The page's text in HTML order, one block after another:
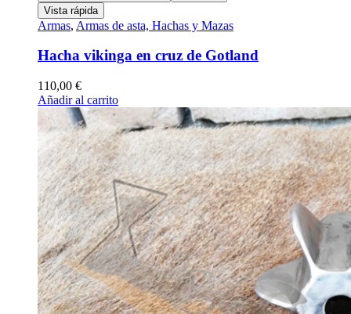
Vista rápida
Armas, Armas de asta, Hachas y Mazas
Hacha vikinga en cruz de Gotland
110,00 €
Añadir al carrito